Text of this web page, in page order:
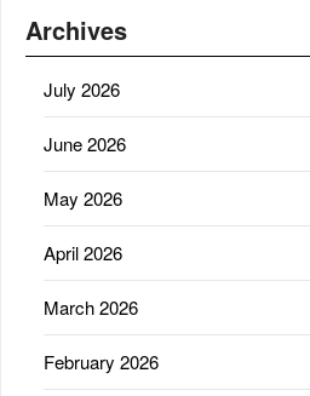
Archives
July 2026
June 2026
May 2026
April 2026
March 2026
February 2026